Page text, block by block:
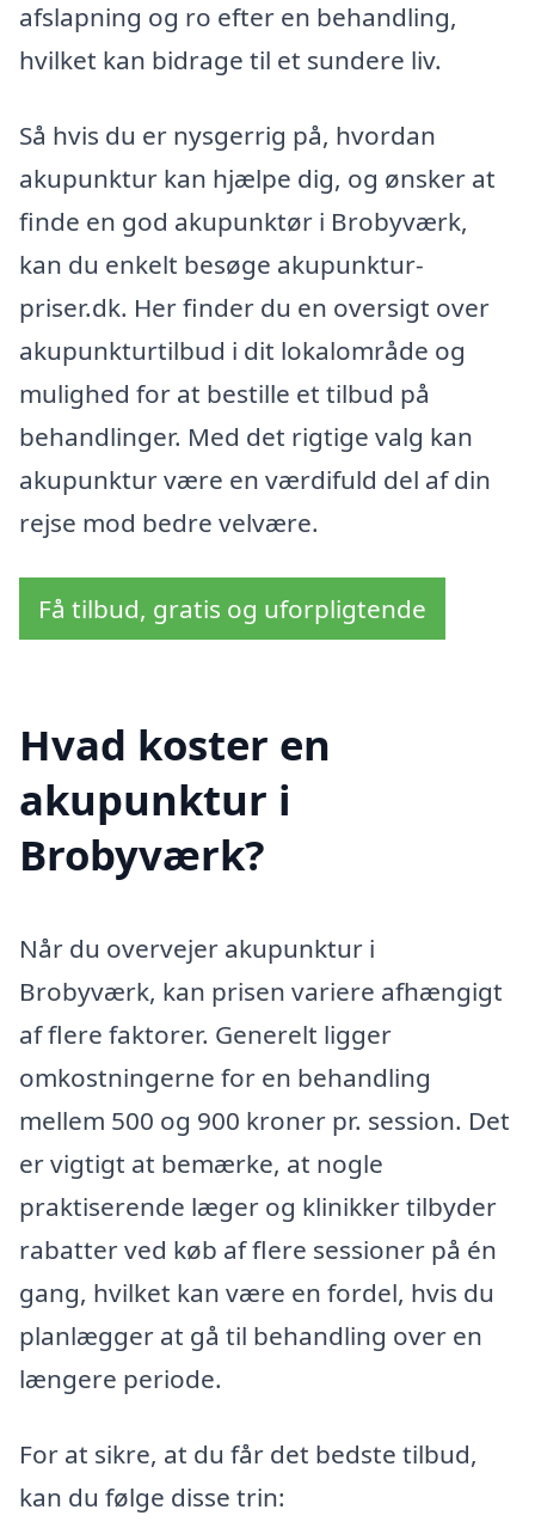
afslapning og ro efter en behandling,
hvilket kan bidrage til et sundere liv.
Så hvis du er nysgerrig på, hvordan
akupunktur kan hjælpe dig, og ønsker at
finde en god akupunktør i Brobyværk,
kan du enkelt besøge akupunktur-
priser.dk. Her finder du en oversigt over
akupunkturtilbud i dit lokalområde og
mulighed for at bestille et tilbud på
behandlinger. Med det rigtige valg kan
akupunktur være en værdifuld del af din
rejse mod bedre velvære.
Få tilbud, gratis og uforpligtende
Hvad koster en
akupunktur i
Brobyværk?
Når du overvejer akupunktur i
Brobyværk, kan prisen variere afhængigt
af flere faktorer. Generelt ligger
omkostningerne for en behandling
mellem 500 og 900 kroner pr. session. Det
er vigtigt at bemærke, at nogle
praktiserende læger og klinikker tilbyder
rabatter ved køb af flere sessioner på én
gang, hvilket kan være en fordel, hvis du
planlægger at gå til behandling over en
længere periode.
For at sikre, at du får det bedste tilbud,
kan du følge disse trin: